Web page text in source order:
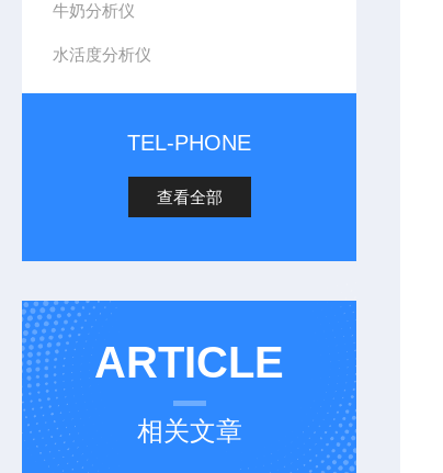
牛奶分析仪
水活度分析仪
TEL-PHONE
查看全部
ARTICLE
相关文章